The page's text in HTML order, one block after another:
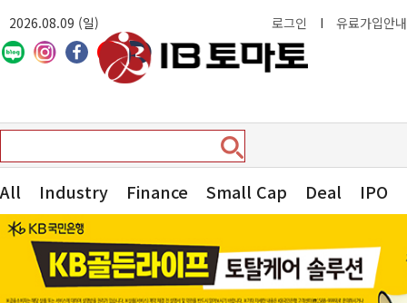
2026.08.09 (일) 로그인 I 유료가입안내
All Industry Finance Small Cap Deal IPO